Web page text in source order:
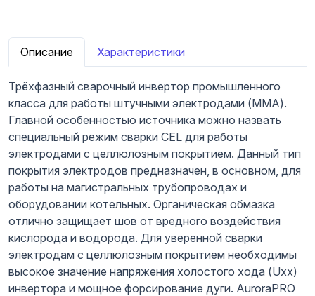
Описание Характеристики
Трёхфазный сварочный инвертор промышленного
класса для работы штучными электродами (MMA).
Главной особенностью источника можно назвать
специальный режим сварки CEL для работы
электродами с целлюлозным покрытием. Данный тип
покрытия электродов предназначен, в основном, для
работы на магистральных трубопроводах и
оборудовании котельных. Органическая обмазка
отлично защищает шов от вредного воздействия
кислорода и водорода. Для уверенной сварки
электродам с целлюлозным покрытием необходимы
высокое значение напряжения холостого хода (Uxx)
инвертора и мощное форсирование дуги. AuroraPRO